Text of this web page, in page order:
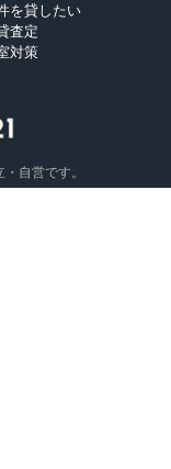
を貸したい
査定
対策
自営です。